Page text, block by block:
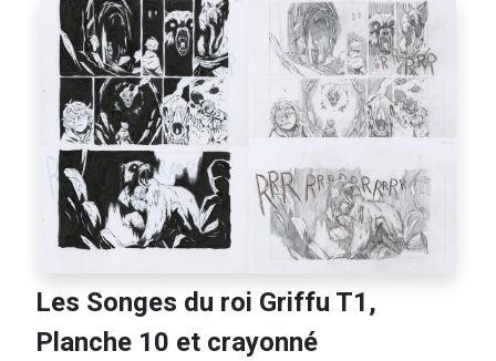
Les Songes du roi Griffu T1,
Planche 10 et crayonné